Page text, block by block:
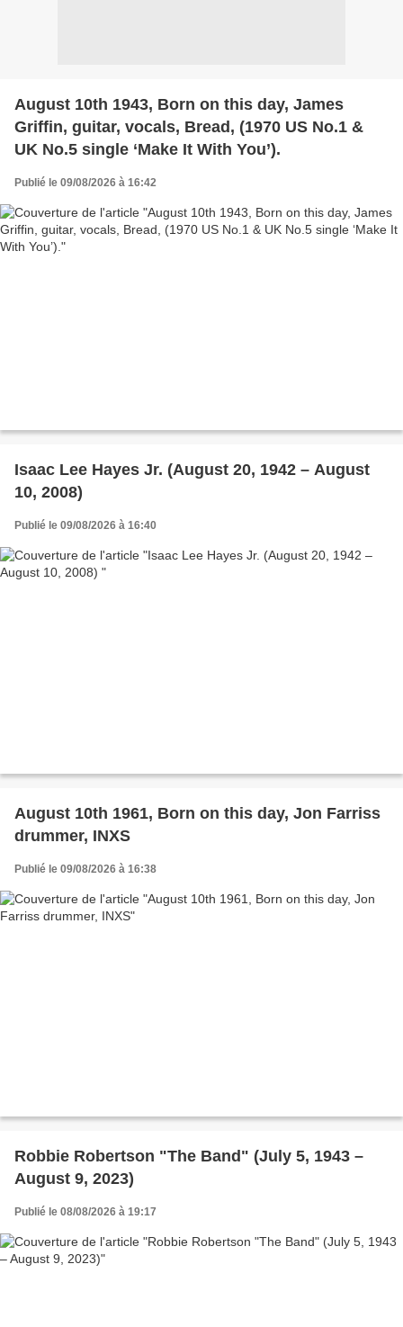
August 10th 1943, Born on this day, James
Griffin, guitar, vocals, Bread, (1970 US No.1 &
UK No.5 single ‘Make It With You’).
Publié le 09/08/2026 à 16:42
Isaac Lee Hayes Jr. (August 20, 1942 – August
10, 2008)
Publié le 09/08/2026 à 16:40
August 10th 1961, Born on this day, Jon Farriss
drummer, INXS
Publié le 09/08/2026 à 16:38
Robbie Robertson "The Band" (July 5, 1943 –
August 9, 2023)
Publié le 08/08/2026 à 19:17